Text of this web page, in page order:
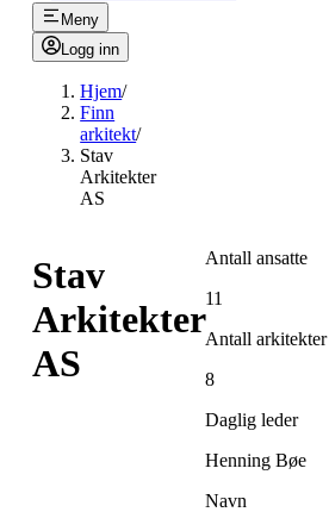
Meny
Logg inn
Hjem/
Finn
arkitekt/
Stav
Arkitekter
AS
Stav
Arkitekter
AS
Antall ansatte
11
Antall arkitekter
8
Daglig leder
Henning Bøe
Navn